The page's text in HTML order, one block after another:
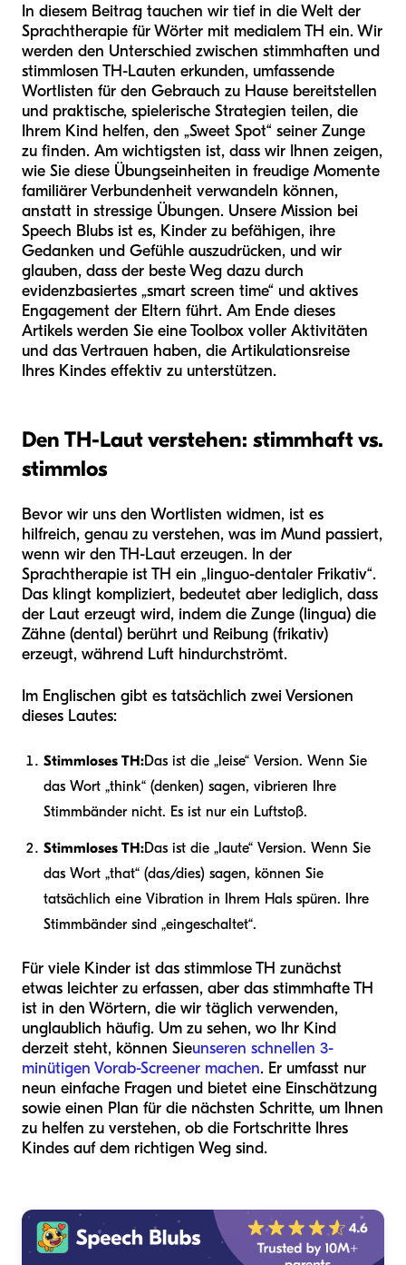
In diesem Beitrag tauchen wir tief in die Welt der
Sprachtherapie für Wörter mit medialem TH ein. Wir
werden den Unterschied zwischen stimmhaften und
stimmlosen TH-Lauten erkunden, umfassende
Wortlisten für den Gebrauch zu Hause bereitstellen
und praktische, spielerische Strategien teilen, die
Ihrem Kind helfen, den „Sweet Spot“ seiner Zunge
zu finden. Am wichtigsten ist, dass wir Ihnen zeigen,
wie Sie diese Übungseinheiten in freudige Momente
familiärer Verbundenheit verwandeln können,
anstatt in stressige Übungen. Unsere Mission bei
Speech Blubs ist es, Kinder zu befähigen, ihre
Gedanken und Gefühle auszudrücken, und wir
glauben, dass der beste Weg dazu durch
evidenzbasiertes „smart screen time“ und aktives
Engagement der Eltern führt. Am Ende dieses
Artikels werden Sie eine Toolbox voller Aktivitäten
und das Vertrauen haben, die Artikulationsreise
Ihres Kindes effektiv zu unterstützen.
Den TH-Laut verstehen: stimmhaft vs.
stimmlos
Bevor wir uns den Wortlisten widmen, ist es
hilfreich, genau zu verstehen, was im Mund passiert,
wenn wir den TH-Laut erzeugen. In der
Sprachtherapie ist TH ein „linguo-dentaler Frikativ“.
Das klingt kompliziert, bedeutet aber lediglich, dass
der Laut erzeugt wird, indem die Zunge (lingua) die
Zähne (dental) berührt und Reibung (frikativ)
erzeugt, während Luft hindurchströmt.
Im Englischen gibt es tatsächlich zwei Versionen
dieses Lautes:
Stimmloses TH:Das ist die „leise“ Version. Wenn Sie
das Wort „think“ (denken) sagen, vibrieren Ihre
Stimmbänder nicht. Es ist nur ein Luftstoß.
Stimmloses TH:Das ist die „laute“ Version. Wenn Sie
das Wort „that“ (das/dies) sagen, können Sie
tatsächlich eine Vibration in Ihrem Hals spüren. Ihre
Stimmbänder sind „eingeschaltet“.
Für viele Kinder ist das stimmlose TH zunächst
etwas leichter zu erfassen, aber das stimmhafte TH
ist in den Wörtern, die wir täglich verwenden,
unglaublich häufig. Um zu sehen, wo Ihr Kind
derzeit steht, können Sieunseren schnellen 3-
minütigen Vorab-Screener machen. Er umfasst nur
neun einfache Fragen und bietet eine Einschätzung
sowie einen Plan für die nächsten Schritte, um Ihnen
zu helfen zu verstehen, ob die Fortschritte Ihres
Kindes auf dem richtigen Weg sind.